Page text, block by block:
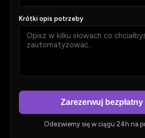
Krótki opis potrzeby
Zarezerwuj
Odezwiemy się w ciągu 24h na